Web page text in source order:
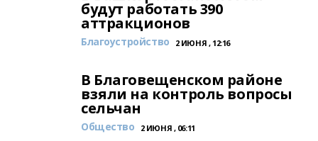
будут работать 390
аттракционов
Благоустройство 2 ИЮНЯ , 12:16
В Благовещенском районе
взяли на контроль вопросы
сельчан
Общество 2 ИЮНЯ , 06:11